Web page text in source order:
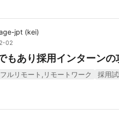
jpt (kei)
02
もあり採用インターンの
フルリモート,リモートワーク 採用